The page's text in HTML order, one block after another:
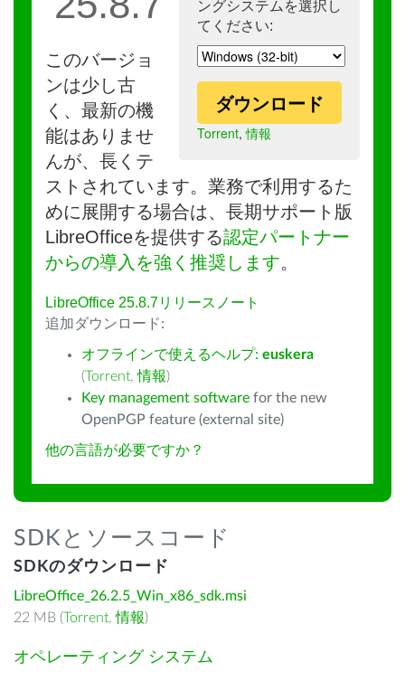
ングシステムを選択し
てください:
ダウンロード
Torrent,情報
このバージョ
ンは少し古
く、最新の機
能はありませ
んが、長くテ
ストされています。業務で利用するた
めに展開する場合は、長期サポート版
LibreOfficeを提供する認定パートナー
からの導入を強く推奨します。
LibreOffice 25.8.7リリースノート
追加ダウンロード:
オフラインで使えるヘルプ: euskera
(Torrent,情報)
Key management software for the new
OpenPGP feature (external site)
他の言語が必要ですか？
SDKとソースコード
SDKのダウンロード
LibreOffice_26.2.5_Win_x86_sdk.msi
22 MB (Torrent,情報)
オペレーティング システム